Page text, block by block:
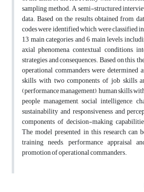
sampling method. A semi-structured
data. Based on the results obtained from
codes were identified which were classified
13 main categories and 6 main levels
axial phenomena, contextual conditions,
strategies and consequences. Based on this,
operational commanders were determined
skills with two components of job skills
(performance management), human skills
people management, social intelligence,
sustainability and responsiveness and
components of decision-making
The model presented in this research can
training needs, performance appraisal
promotion of operational commanders.